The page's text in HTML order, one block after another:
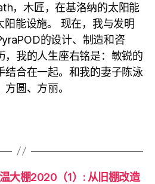
，木匠，在基洛纳的太阳能
阳能设施。 现在，我与发明
的设计、制造和咨
，我的人生座右铭是：敏锐的
结合在一起。和我的妻子陈泳
圆、方丽。
大棚2020（1）: 从旧棚改造